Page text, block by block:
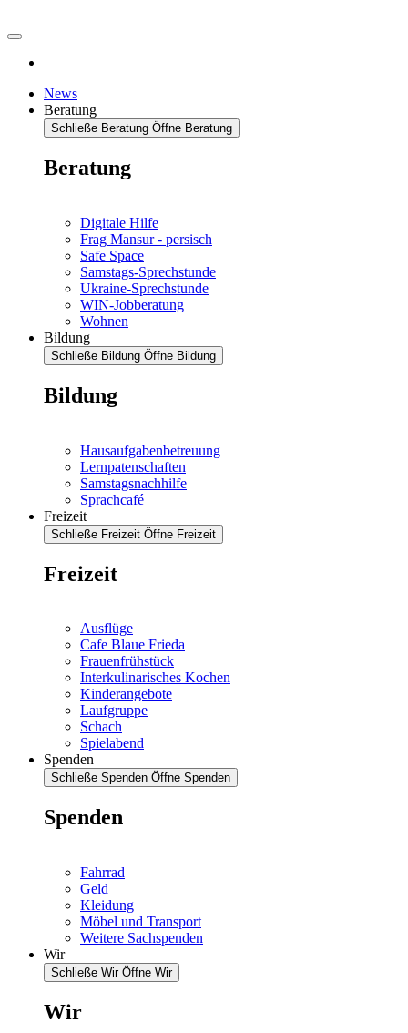
News
Beratung
Schließe Beratung Öffne Beratung
Beratung
Digitale Hilfe
Frag Mansur - persisch
Safe Space
Samstags-Sprechstunde
Ukraine-Sprechstunde
WIN-Jobberatung
Wohnen
Bildung
Schließe Bildung Öffne Bildung
Bildung
Hausaufgabenbetreuung
Lernpatenschaften
Samstagsnachhilfe
Sprachcafé
Freizeit
Schließe Freizeit Öffne Freizeit
Freizeit
Ausflüge
Cafe Blaue Frieda
Frauenfrühstück
Interkulinarisches Kochen
Kinderangebote
Laufgruppe
Schach
Spielabend
Spenden
Schließe Spenden Öffne Spenden
Spenden
Fahrrad
Geld
Kleidung
Möbel und Transport
Weitere Sachspenden
Wir
Schließe Wir Öffne Wir
Wir